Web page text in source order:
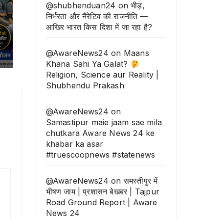
@shubhenduan24 onभीड़,
निर्भरता और नैरेटिव की राजनीति —
आखिर भारत किस दिशा में जा रहा है?
@AwareNews24 on Maans
Khana Sahi Ya Galat?
Religion, Science aur Reality |
Shubhendu Prakash
@AwareNews24 on
Samastipur maie jaam sae mila
chutkara Aware News 24 ke
khabar ka asar
#truescoopnews #statenews
@AwareNews24 onसमस्तीपुर में
भीषण जाम | प्रशासन बेखबर | Tajpur
Road Ground Report | Aware
News 24